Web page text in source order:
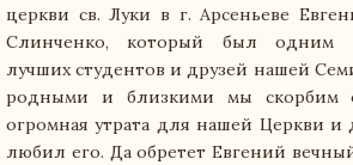
церкви св. Луки в г. Арсеньеве
Слинченко, который был одним
лучших студентов и друзей нашей
родными и близкими мы скорбим
огромная утрата для нашей Церкви и
любил его. Да обретет Евгений